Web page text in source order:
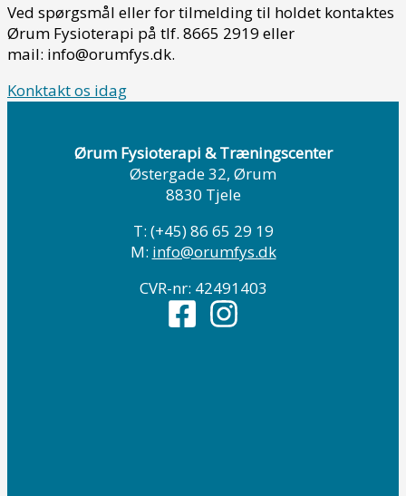
Ved spørgsmål eller for tilmelding til holdet kontaktes
Ørum Fysioterapi på tlf. 8665 2919 eller
mail: info@orumfys.dk.
Konktakt os idag
Ørum Fysioterapi & Træningscenter
Østergade 32, Ørum
8830 Tjele
T: (+45) 86 65 29 19
M: info@orumfys.dk
CVR-nr: 42491403